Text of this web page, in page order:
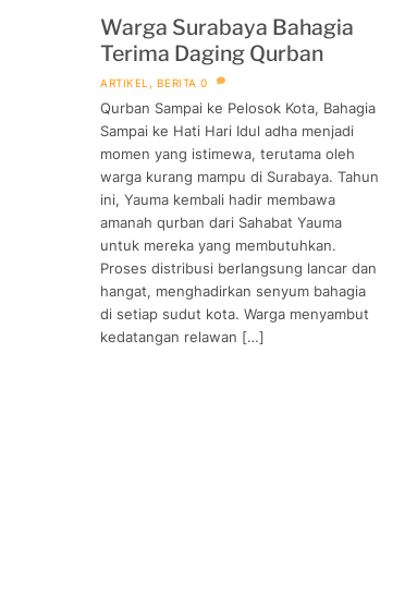
Warga Surabaya Bahagia
Terima Daging Qurban
ARTIKEL BERITA 0
Qurban Sampai ke Pelosok Kota, Bahagia
Sampai ke Hati Hari Idul adha menjadi
momen yang istimewa, terutama oleh
warga kurang mampu di Surabaya. Tahun
ini, Yauma kembali hadir membawa
amanah qurban dari Sahabat Yauma
untuk mereka yang membutuhkan.
Proses distribusi berlangsung lancar dan
hangat, menghadirkan senyum bahagia
di setiap sudut kota. Warga menyambut
kedatangan relawan […]